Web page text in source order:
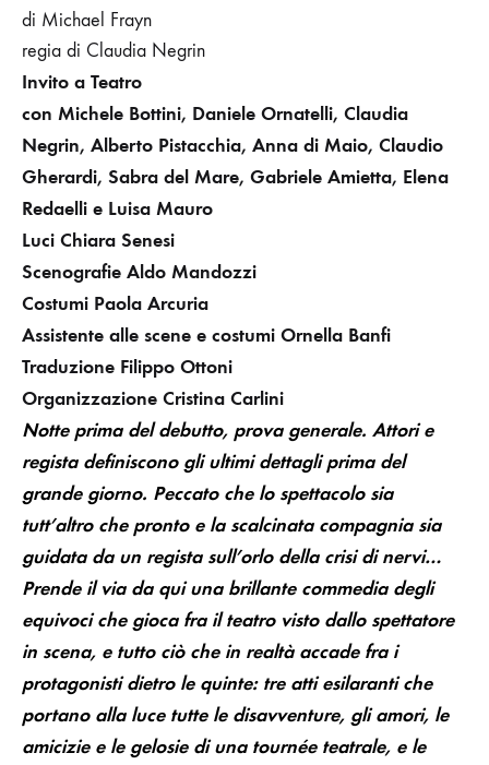
di Michael Frayn
regia di Claudia Negrin
Invito a Teatro
con Michele Bottini, Daniele Ornatelli, Claudia
Negrin, Alberto Pistacchia, Anna di Maio, Claudio
Gherardi, Sabra del Mare, Gabriele Amietta, Elena
Redaelli e Luisa Mauro
Luci Chiara Senesi
Scenografie Aldo Mandozzi
Costumi Paola Arcuria
Assistente alle scene e costumi Ornella Banfi
Traduzione Filippo Ottoni
Organizzazione Cristina Carlini
Notte prima del debutto, prova generale. Attori e
regista definiscono gli ultimi dettagli prima del
grande giorno. Peccato che lo spettacolo sia
tutt’altro che pronto e la scalcinata compagnia sia
guidata da un regista sull’orlo della crisi di nervi…
Prende il via da qui una brillante commedia degli
equivoci che gioca fra il teatro visto dallo spettatore
in scena, e tutto ciò che in realtà accade fra i
protagonisti dietro le quinte: tre atti esilaranti che
portano alla luce tutte le disavventure, gli amori, le
amicizie e le gelosie di una tournée teatrale, e le